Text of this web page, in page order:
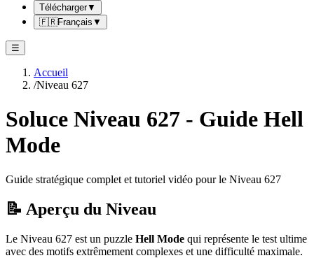
Télécharger▼
🇫🇷Français ▼
☰
Accueil
/Niveau 627
Soluce Niveau 627 - Guide Hell
Mode
Guide stratégique complet et tutoriel vidéo pour le Niveau 627
📝 Aperçu du Niveau
Le Niveau 627 est un puzzle Hell Mode qui représente le test ultime
avec des motifs extrêmement complexes et une difficulté maximale.